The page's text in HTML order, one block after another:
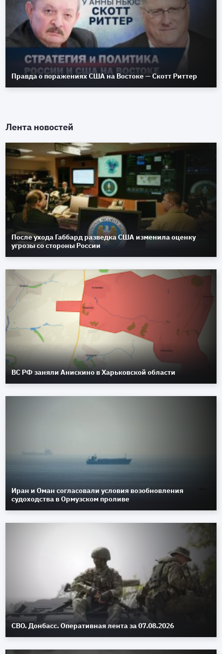
Правда о поражениях США на Востоке — Скотт Риттер
Лента новостей
После ухода Габбард разведка США изменила оценку
угрозы со стороны России
ВС РФ заняли Анискино в Харьковской области
Иран и Оман согласовали условия возобновления
судоходства в Ормузском проливе
СВО. Донбасс. Оперативная лента за 07.08.2026